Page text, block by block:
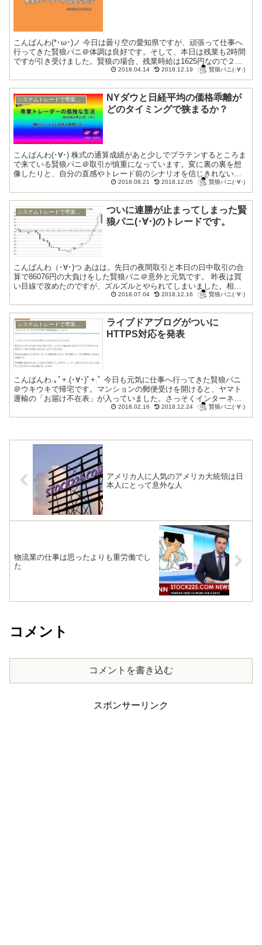
こんばんわ(*･ω･)ノ 今日は曇り空の愛知県ですが、頑張って仕事へ
行ってきた賢狼パニ＠体調は良好です。そして、本日は残業も2時間
ですが引き受けました。賢狼の場合、残業時給は1625円なので２時
間の残業で3250円の増収になり...2018.04.14 2018.12.19 賢狼パニ(･∀･)
システムトレードで専業トレーダー復帰
NYダウと日経平均の価格乖離が
どのタイミングで狭まるか？
こんばんわ(･∀･) 株式の通算成績があと少しでプラテンするところま
で来ている賢狼パニ＠取引が慎重になっています。変に裏の裏を想
像したりと、自分の直感やトレード前のシナリオを信じきれない状
態が続いています。そういった邪念を払拭...
2018.08.21 2018.12.05 賢狼パニ(･∀･)
システムトレードで専業トレーダー復帰
ついに連勝が止まってしまった賢
狼パニ(･∀･)のトレードです。
こんばんわ（･∀･)つ あはは。先日の夜間取引と本日の日中取引の合
算で86076円の大負けをした賢狼パニ＠意外と元気です。 昨夜は買
い目線で攻めたのですが、ズルズルとやられてしまいました。相場
観と目の前の価格に乖離があっ...2018.07.04 2018.12.16 賢狼パニ(･∀･)
システムトレードで専業トレーダー復帰
ライブドアブログがついに
HTTPS対応を発表
こんばんわ.｡ﾟ+.(･∀･)ﾟ+.ﾟ 今日も元気に仕事へ行ってきた賢狼パニ
＠ウキウキで帰宅です。マンションの郵便受けを開けると、ヤマト
運輸の「お届け不在表」が入っていました。さっそくインターネッ
ト経由で再配達の依頼です。 ...2018.02.16 2018.12.24 賢狼パニ(･∀･)
アメリカ人に人気のアメリカ大統領は日
本人にとって意外な人
物流業の仕事は思ったよりも重労働でし
た
コメント
コメントを書き込む
スポンサーリンク